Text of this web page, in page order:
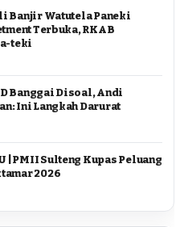
Banjir Watutela Paneki
Terbuka, RKAB
teki
Banggai Disoal, Andi
Ini Langkah Darurat
| PMII Sulteng Kupas Peluang
2026